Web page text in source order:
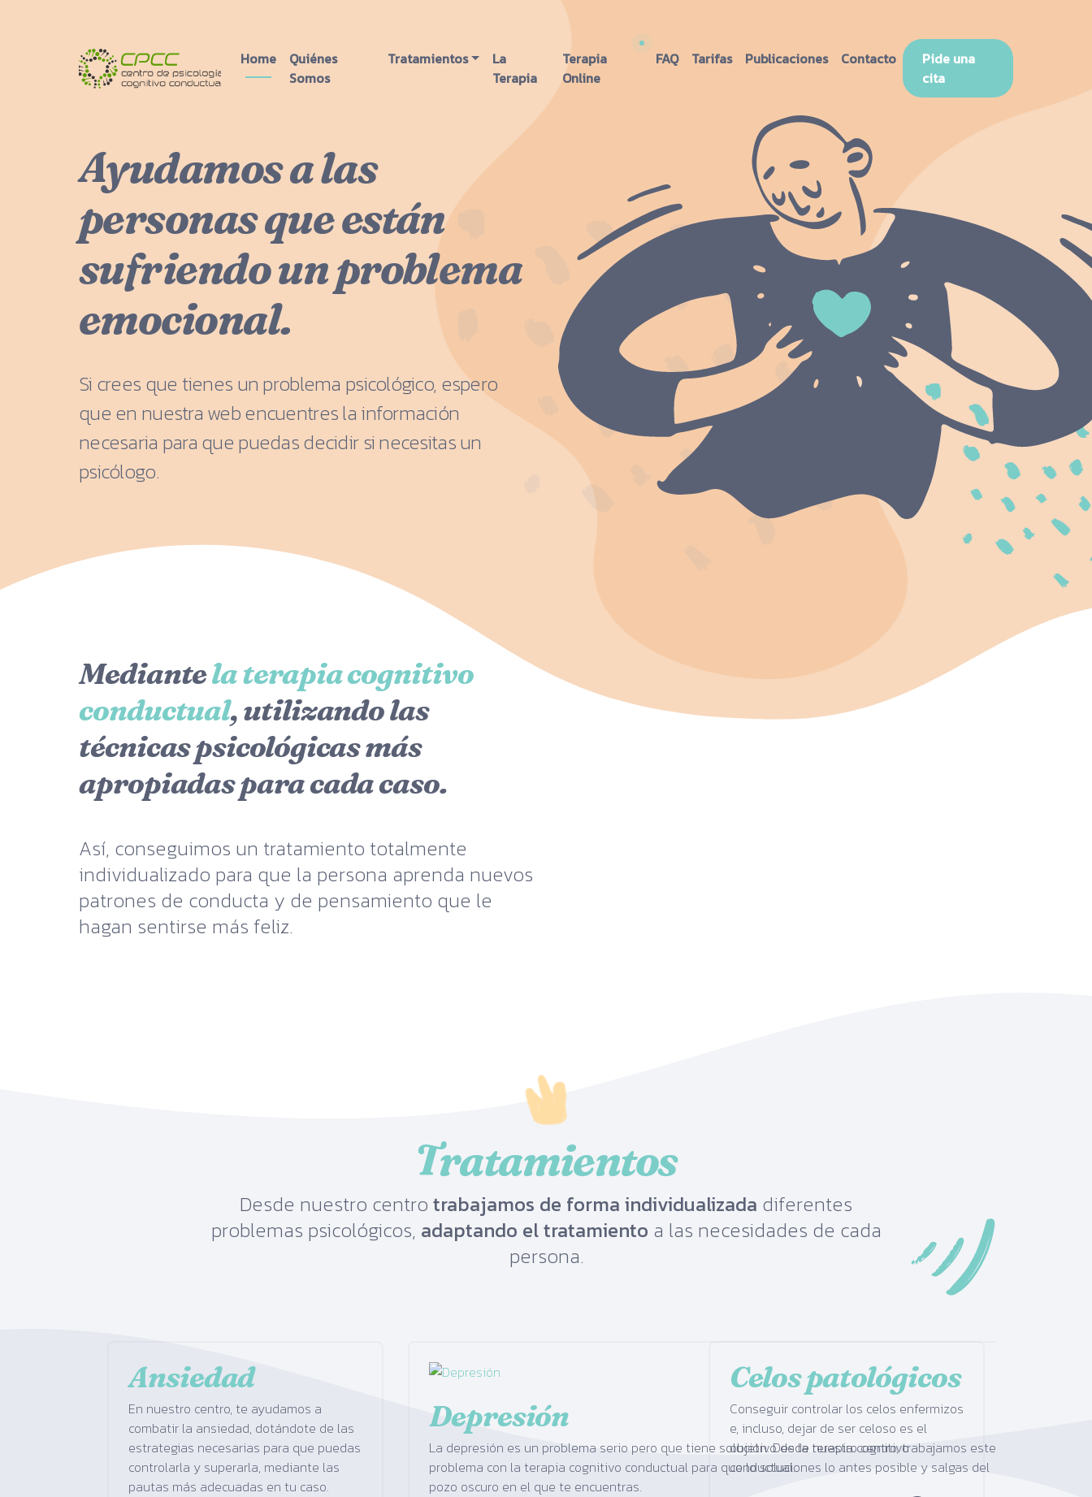
Main Navigation
CPCC Home
Quiénes
Somos
Tratamientos
La
Terapia
Terapia
Online
FAQ Tarifas Publicaciones Contacto
Pide una
cita
Ayudamos a las
personas que están
sufriendo un problema
emocional.
Si crees que tienes un problema psicológico, espero
que en nuestra web encuentres la información
necesaria para que puedas decidir si necesitas un
psicólogo.
Mediantela terapia cognitivo
conductual, utilizando las
técnicas psicológicas más
apropiadas para cada caso.
Así, conseguimos un tratamiento totalmente
individualizado para que la persona aprenda nuevos
patrones de conducta y de pensamiento que le
hagan sentirse más feliz.
Tratamientos
Desde nuestro centro trabajamos de forma individualizada diferentes
problemas psicológicos, adaptando el tratamiento a las necesidades de cada
persona.
Ansiedad
En nuestro centro, te ayudamos a
combatir la ansiedad, dotándote de las
estrategias necesarias para que puedas
controlarla y superarla, mediante las
pautas más adecuadas en tu caso.
Depresión
La depresión es un problema serio pero que tiene solución. Desde nuestro centro, trabajamos este
problema con la terapia cognitivo conductual para que lo soluciones lo antes posible y salgas del
pozo oscuro en el que te encuentras.
Celos patológicos
Conseguir controlar los celos enfermizos
e, incluso, dejar de ser celoso es el
objetivo de la terapia cognitivo
conductual.